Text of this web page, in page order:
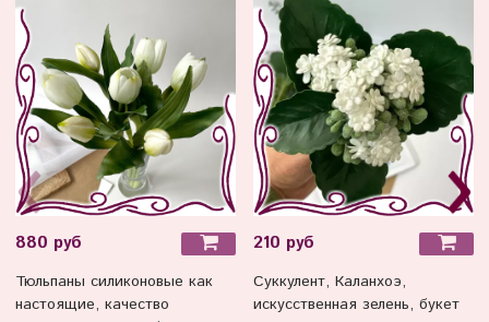
880 руб
Тюльпаны силиконовые как
настоящие, качество
210 руб
Суккулент, Каланхоэ,
искусственная зелень, букет